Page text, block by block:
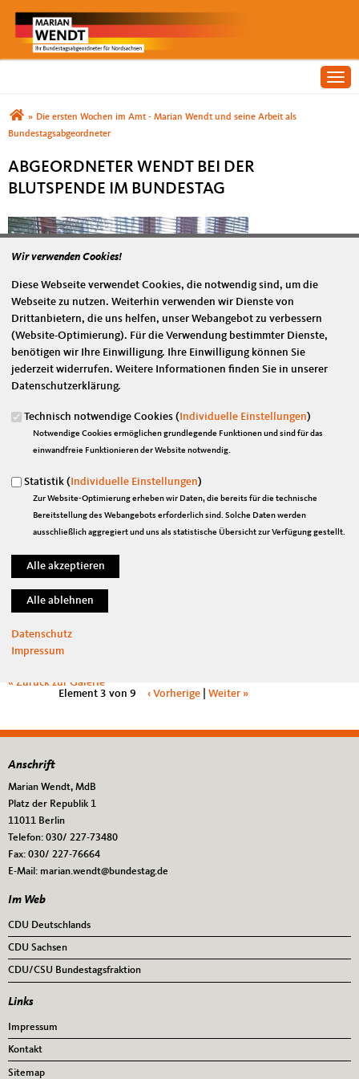
Sie sind hier
» Die ersten Wochen im Amt - Marian Wendt und seine Arbeit als
Bundestagsabgeordneter
ABGEORDNETER WENDT BEI DER
BLUTSPENDE IM BUNDESTAG
Originales Bild downloaden
« Zurück zur Galerie
Element 3 von 9
‹ Vorherige| Weiter »
Fußbereich
Anschrift
Marian Wendt, MdB
Platz der Republik 1
11011 Berlin
Telefon: 030/ 227-73480
Fax: 030/ 227-76664
E-Mail: marian.wendt@bundestag.de
Im Web
CDU Deutschlands
CDU Sachsen
CDU/CSU Bundestagsfraktion
Links
Impressum
Kontakt
Sitemap
Wir verwenden Cookies!
Diese Webseite verwendet Cookies, die notwendig sind, um die
Webseite zu nutzen. Weiterhin verwenden wir Dienste von
Drittanbietern, die uns helfen, unser Webangebot zu verbessern
(Website-Optimierung). Für die Verwendung bestimmter Dienste,
benötigen wir Ihre Einwilligung. Ihre Einwilligung können Sie
jederzeit widerrufen. Weitere Informationen finden Sie in unserer
Datenschutzerklärung.
Technisch notwendige Cookies ( Individuelle Einstellungen)
Notwendige Cookies ermöglichen grundlegende Funktionen und sind für das
einwandfreie Funktionieren der Website notwendig.
Statistik ( Individuelle Einstellungen)
Zur Website-Optimierung erheben wir Daten, die bereits für die technische
Bereitstellung des Webangebots erforderlich sind. Solche Daten werden
ausschließlich aggregiert und uns als statistische Übersicht zur Verfügung gestellt.
Datenschutz
Impressum